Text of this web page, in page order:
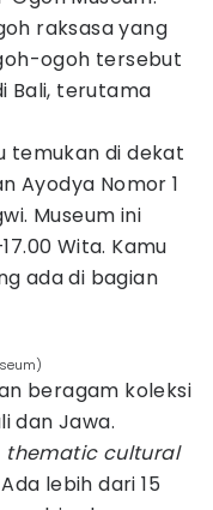
raksasa yang
ogoh tersebut
Bali, terutama
temukan di dekat
Ayodya Nomor 1
Museum ini
Wita. Kamu
ada di bagian
beragam koleksi
dan Jawa.
thematic cultural
lebih dari 15